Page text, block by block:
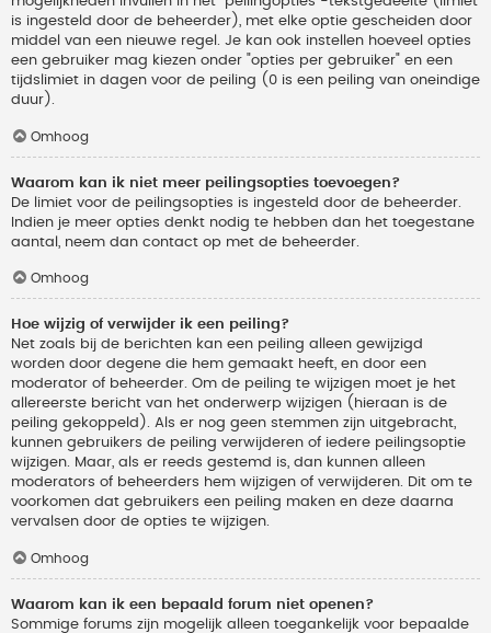
is ingesteld door de beheerder), met elke optie gescheiden door
middel van een nieuwe regel. Je kan ook instellen hoeveel opties
een gebruiker mag kiezen onder "opties per gebruiker" en een
tijdslimiet in dagen voor de peiling (0 is een peiling van oneindige
duur).
Omhoog
Waarom kan ik niet meer peilingsopties toevoegen?
De limiet voor de peilingsopties is ingesteld door de beheerder.
Indien je meer opties denkt nodig te hebben dan het toegestane
aantal, neem dan contact op met de beheerder.
Omhoog
Hoe wijzig of verwijder ik een peiling?
Net zoals bij de berichten kan een peiling alleen gewijzigd
worden door degene die hem gemaakt heeft, en door een
moderator of beheerder. Om de peiling te wijzigen moet je het
allereerste bericht van het onderwerp wijzigen (hieraan is de
peiling gekoppeld). Als er nog geen stemmen zijn uitgebracht,
kunnen gebruikers de peiling verwijderen of iedere peilingsoptie
wijzigen. Maar, als er reeds gestemd is, dan kunnen alleen
moderators of beheerders hem wijzigen of verwijderen. Dit om te
voorkomen dat gebruikers een peiling maken en deze daarna
vervalsen door de opties te wijzigen.
Omhoog
Waarom kan ik een bepaald forum niet openen?
Sommige forums zijn mogelijk alleen toegankelijk voor bepaalde